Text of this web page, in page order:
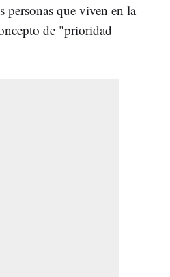
personas que viven en la
de "prioridad